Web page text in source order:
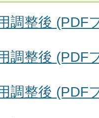
調整後 (PDF
調整後 (PDF
調整後 (PDF